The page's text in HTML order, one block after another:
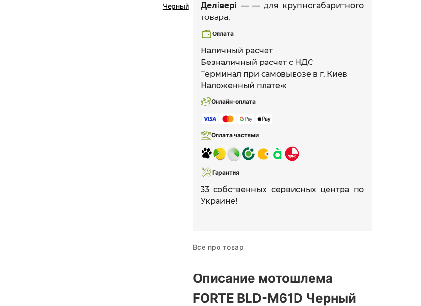
Черный
Делівері — — для крупногабаритного
товара.
Оплата
Наличный расчет
Безналичный расчет с НДС
Терминал при самовывозе в г. Киев
Наложенный платеж
Онлайн-оплата
Оплата частями
Гарантия
33 собственных сервисных центра по
Украине!
Все про товар
Описание мотошлема
FORTE BLD-M61D Черный